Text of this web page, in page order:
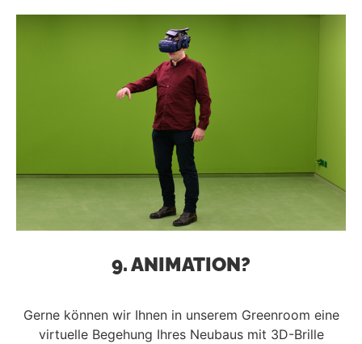
9. ANIMATION?
Gerne können wir Ihnen in unserem Greenroom eine
virtuelle Begehung Ihres Neubaus mit 3D-Brille